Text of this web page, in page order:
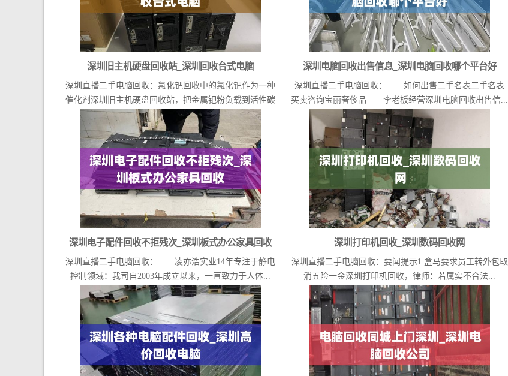
深圳旧主机硬盘回收站_深圳回收台式电脑
深圳直播二手电脑回收：氯化钯回收中的氯化钯作为一种
催化剂深圳旧主机硬盘回收站，把金属钯粉负载到活性碳
上...
深圳电脑回收出售信息_深圳电脑回收哪个平台好
深圳直播二手电脑回收： 如何出售二手名表二手名表
买卖咨询宝丽奢侈品 李老板经营深圳电脑回收出售信...
深圳电子配件回收不拒残次_深圳板式办公家具回收
深圳直播二手电脑回收： 凌亦浩实业14年专注于静电
控制领域：我司自2003年成立以来，一直致力于人体...
深圳打印机回收_深圳数码回收网
深圳直播二手电脑回收：要闻提示1.盒马要求员工转外包取
消五险一金深圳打印机回收，律师：若属实不合法...